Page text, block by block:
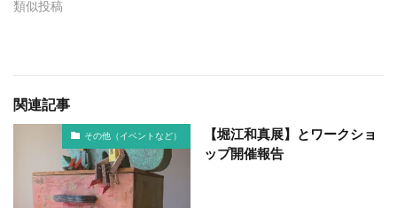
類似投稿
関連記事
その他（イベントなど）
【堀江和真展】とワークショ
ップ開催報告